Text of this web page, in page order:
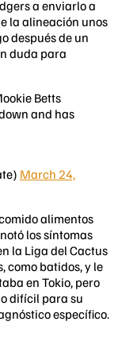
a enviarlo a
la alineación unos
después de un
duda para
Betts
and has
March 24,
alimentos
los síntomas
la Liga del Cactus
como batidos, y le
en Tokio, pero
difícil para su
específico.